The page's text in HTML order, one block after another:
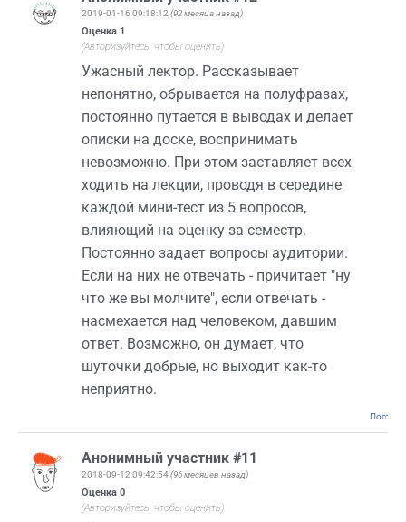
2019-01-16 09:18:12 (92 месяца назад)
Оценка 1
(Авторизуйтесь, чтобы оценить)
Ужасный лектор. Рассказывает
непонятно, обрывается на полуфразах,
постоянно путается в выводах и делает
описки на доске, воспринимать
невозможно. При этом заставляет всех
ходить на лекции, проводя в середине
каждой мини-тест из 5 вопросов,
влияющий на оценку за семестр.
Постоянно задает вопросы аудитории.
Если на них не отвечать - причитает "ну
что же вы молчите", если отвечать -
насмехается над человеком, давшим
ответ. Возможно, он думает, что
шуточки добрые, но выходит как-то
неприятно.
Анонимный участник #11
2018-09-12 09:42:54(96 месяцев назад)
Оценка 0
(Авторизуйтесь, чтобы оценить)